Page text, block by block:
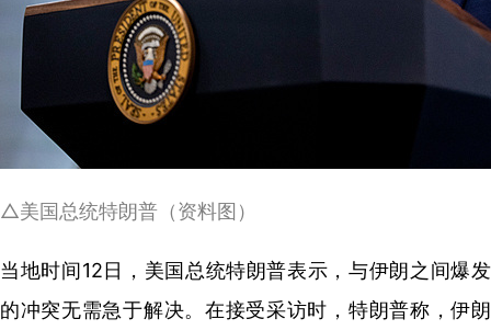
△美国总统特朗普（资料图）
当地时间12日，美国总统特朗普表示，与伊朗之间爆发
的冲突无需急于解决。在接受采访时，特朗普称，伊朗